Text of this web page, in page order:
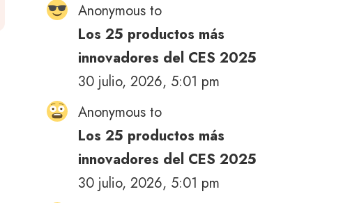
Anonymous to
Los 25 productos más
innovadores del CES 2025
30 julio, 2026, 5:01 pm
Anonymous to
Los 25 productos más
innovadores del CES 2025
30 julio, 2026, 5:01 pm